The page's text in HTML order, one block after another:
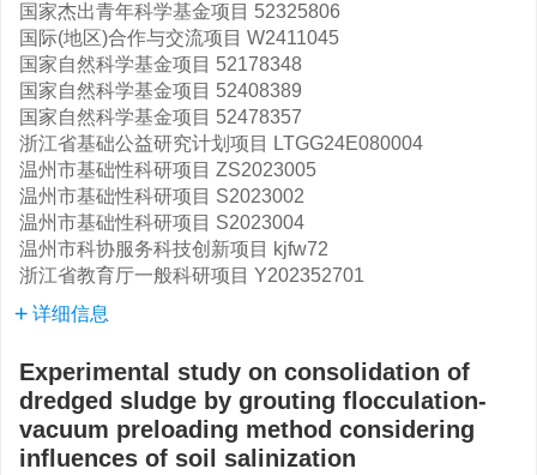
国家杰出青年科学基金项目 52325806
国际(地区)合作与交流项目 W2411045
国家自然科学基金项目 52178348
国家自然科学基金项目 52408389
国家自然科学基金项目 52478357
浙江省基础公益研究计划项目
LTGG24E080004
温州市基础性科研项目 ZS2023005
温州市基础性科研项目 S2023002
温州市基础性科研项目 S2023004
温州市科协服务科技创新项目 kjfw72
浙江省教育厅一般科研项目 Y202352701
详细信息
Experimental study on consolidation of
dredged sludge by grouting flocculation-
vacuum preloading method considering
influences of soil salinization